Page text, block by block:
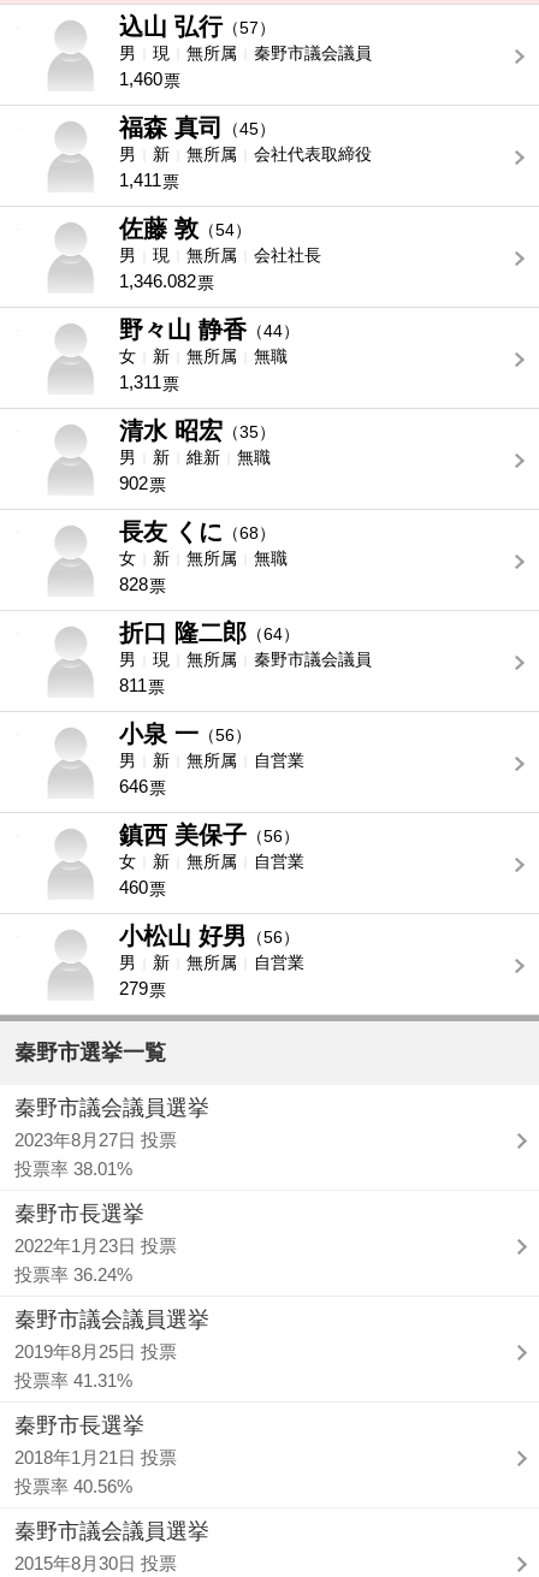
込山 弘行（57）
男
現 無所属 秦野市議会議員
1,460票
福森 真司
（45）
男
新 無所属 会社代表取締役
1,411票
佐藤 敦 （54）
男
現 無所属 会社社長
1,346.082票
野々山 静香（44）
女
新 無所属 無職
1,311票
清水 昭宏 （35）
男
新 維新 無職
902票
長友 くに （68）
女
新 無所属 無職
828票
折口 隆二郎 （64）
男
現 無所属 秦野市議会議員
811票
小泉 一 （56）
男
新 無所属 自営業
646票
鎮西 美保子 （56）
女
新 無所属 自営業
460票
小松山 好男
（56）
男
新 無所属 自営業
279票
秦野市選挙一覧
秦野市議会議員選挙
2023年8月27日 投票
投票率 38.01%
秦野市長選挙
2022年1月23日 投票
投票率 36.24%
秦野市議会議員選挙
2019年8月25日 投票
投票率 41.31%
秦野市長選挙
2018年1月21日 投票
投票率 40.56%
秦野市議会議員選挙
2015年8月30日 投票